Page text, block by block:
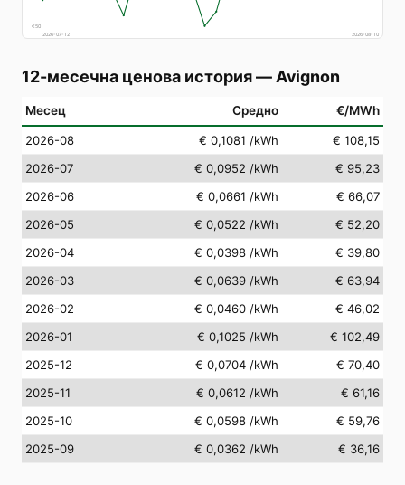
€50
2026-07-12
2026-08-10
12-месечна ценова история— Avignon
Месец Средно €/MWh
2026-08 € 0,1081 /kWh
€ 108,15
2026-07
€ 0,0952 /kWh
€ 95,23
2026-06
€ 0,0661 /kWh
€ 66,07
2026-05
€ 0,0522 /kWh
€ 52,20
2026-04
€ 0,0398 /kWh
€ 39,80
2026-03
€ 0,0639 /kWh
€ 63,94
2026-02
€ 0,0460 /kWh
€ 46,02
2026-01
€ 0,1025 /kWh
€ 102,49
2025-12
€ 0,0704 /kWh
€ 70,40
2025-11
€ 0,0612 /kWh
€ 61,16
2025-10
€ 0,0598 /kWh
€ 59,76
2025-09
€ 0,0362 /kWh € 36,16